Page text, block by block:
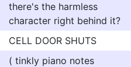
there's the harmless
character right behind it?
CELL DOOR SHUTS
( tinkly piano notes